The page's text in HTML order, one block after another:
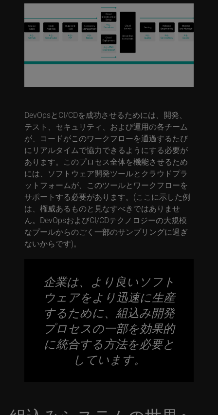
DevOpsとCI/CDを成功させるためには、開発、
テスト、セキュリティ、および運用の各チーム
が、コードがこのワークフローを通過するたび
にリアルタイムで協力できるようにする必要が
あります。このプロセス全体を機能させるため
には、ソフトウェア開発ツールとクラウドプラ
ットフォームが、このツールとワークフローを
サポートする必要があります。(ここに示した例
は、権威あるものと見なすべきではありませ
ん。DevOpsおよびCI/CDテクノロジーの大規模
なプールからのごく一部のサンプリングに過ぎ
ないからです)。
企業は、より良いソフト
ウェアをより迅速に生産
するために、組込み開発
プロセスの一部を効果的
に統合する方法を必要と
しています。